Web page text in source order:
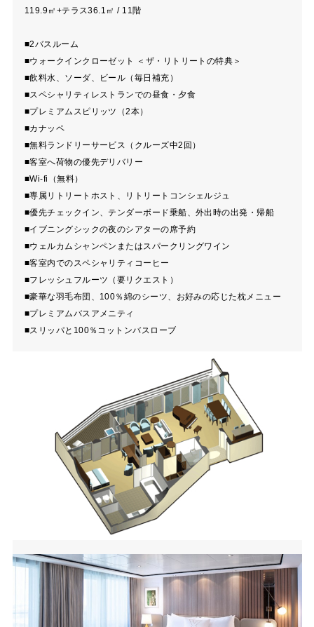
119.9㎡+テラス36.1㎡ / 11階
■2バスルーム
■ウォークインクローゼット ＜ザ・リトリートの特典＞
■飲料水、ソーダ、ビール（毎日補充）
■スペシャリティレストランでの昼食・夕食
■プレミアムスピリッツ（2本）
■カナッペ
■無料ランドリーサービス（クルーズ中2回）
■客室へ荷物の優先デリバリー
■Wi-fi（無料）
■専属リトリートホスト、リトリートコンシェルジュ
■優先チェックイン、テンダーボード乗船、外出時の出発・帰船
■イブニングシックの夜のシアターの席予約
■ウェルカムシャンペンまたはスパークリングワイン
■客室内でのスペシャリティコーヒー
■フレッシュフルーツ（要リクエスト）
■豪華な羽毛布団、100％綿のシーツ、お好みの応じた枕メニュー
■プレミアムバスアメニティ
■スリッパと100％コットンバスローブ